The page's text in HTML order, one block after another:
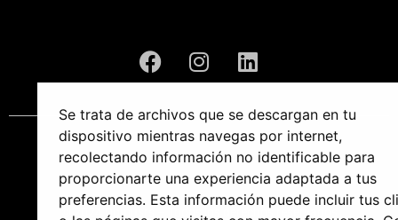
llevamos a cabo los siguientes procesos de datos:
personalización de anuncios y contenido, análisis de
comprensión de la audiencia y mejora de productos,
obtención de datos de geolocalización precisa, así
como identificación a través de la exploración de
dispositivos, además del almacenamiento y/o
acceso a la información en el dispositivo.
© 2024 Domusrs – Todos los derechos reservados